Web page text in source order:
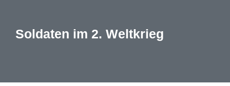
Soldaten im 2. Weltkrieg